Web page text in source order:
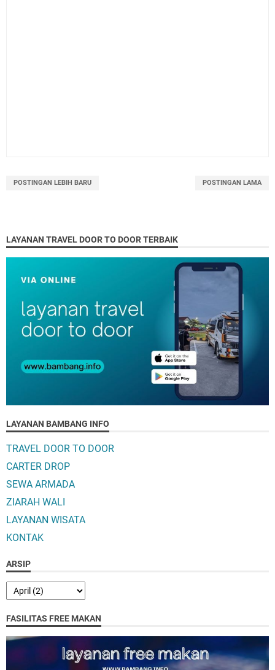
POSTINGAN LEBIH BARU POSTINGAN LAMA
LAYANAN TRAVEL DOOR TO DOOR TERBAIK
LAYANAN BAMBANG INFO
TRAVEL DOOR TO DOOR
CARTER DROP
SEWA ARMADA
ZIARAH WALI
LAYANAN WISATA
KONTAK
ARSIP
FASILITAS FREE MAKAN